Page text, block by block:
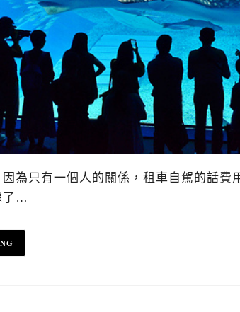
為只有一個人的關係，租車自駕的話費
了…